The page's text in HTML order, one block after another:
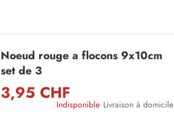
Noeud rouge a flocons 9x10cm
set de 3
3,95 CHF
Indisponible Livraison à domicile